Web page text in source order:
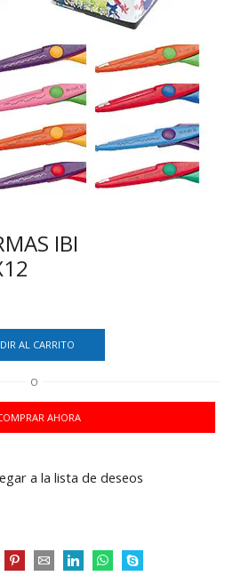
IBI
AL CARRITO
O
AHORA
a la lista de deseos